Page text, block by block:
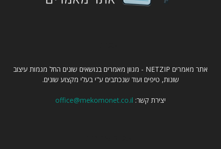
אתר מאמרים NETZIP - מגוון מאמרים בנושאים שונים החל מגמות עיצוב
שונות, טיפים ועוד שנכתבים ע"י בעלי מקצוע שונים.
יצירת קשר: office@mekomonet.co.il